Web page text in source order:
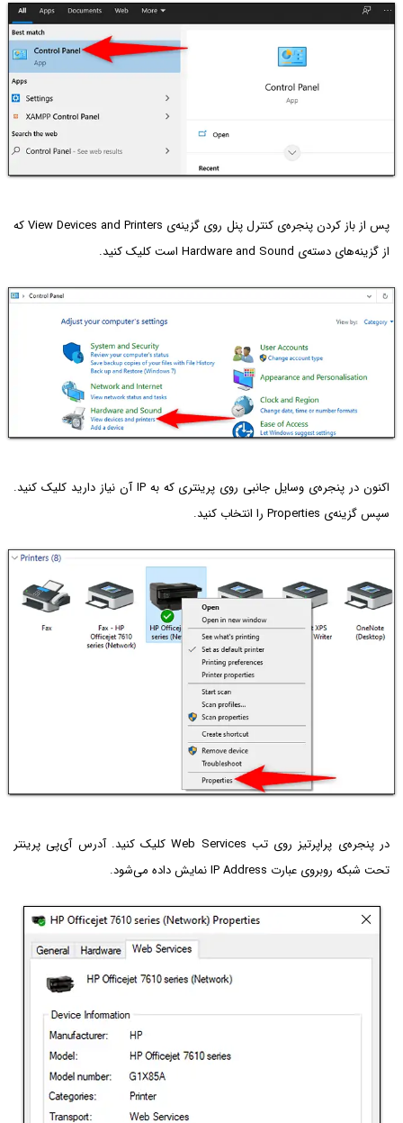
پس از باز کردن پنجره‌ی کنترل پنل روی گزینه‌ی View Devices and Printers که
از گزینه‌های دسته‌ی Hardware and Sound است کلیک کنید.
اکنون در پنجره‌ی وسایل جانبی روی پرینتری که به IP آن نیاز دارید کلیک کنید.
سپس گزینه‌ی Properties را انتخاب کنید.
در پنجره‌ی پراپرتیز روی تب Web Services کلیک کنید. آدرس آی‌پی پرینتر
تحت شبکه روبروی عبارت IP Address نمایش داده می‌شود.